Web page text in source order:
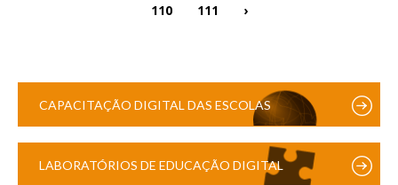
110
111 ›
CAPACITAÇÃO DIGITAL DAS ESCOLAS
LABORATÓRIOS DE EDUCAÇÃO DIGITAL